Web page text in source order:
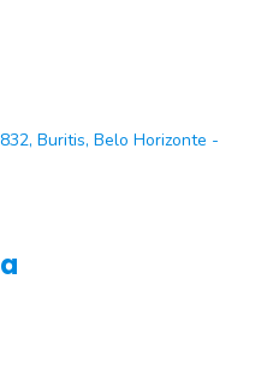
Buritis, Belo Horizonte -